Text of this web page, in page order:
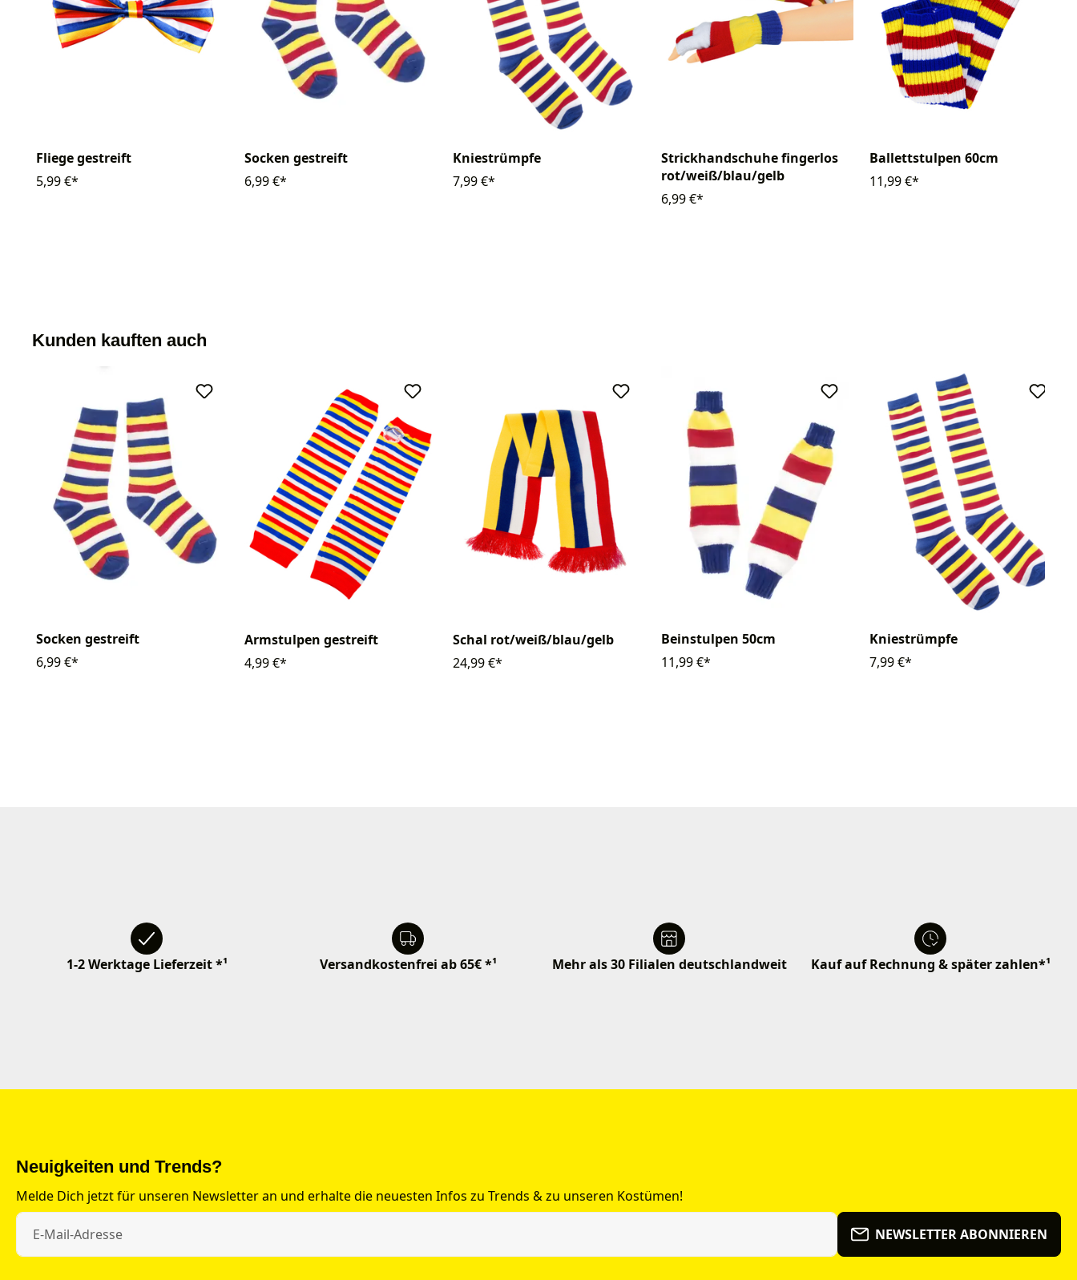
Fliege gestreift
5,99 €*
Socken gestreift
6,99 €*
Kniestrümpfe
7,99 €*
Strickhandschuhe fingerlos
rot/weiß/blau/gelb
6,99 €*
Ballettstulpen 60cm
11,99 €*
Kunden kauften auch
Socken gestreift
6,99 €*
Armstulpen gestreift
4,99 €*
Schal rot/weiß/blau/gelb
24,99 €*
Beinstulpen 50cm
11,99 €*
Kniestrümpfe
7,99 €*
1-2 Werktage Lieferzeit *¹ Versandkostenfrei ab 65€ *¹ Mehr als 30 Filialen deutschlandweit Kauf auf Rechnung & später zahlen*¹
Neuigkeiten und Trends?
Melde Dich jetzt für unseren Newsletter an und erhalte die neuesten Infos zu Trends & zu unseren Kostümen!
NEWSLETTER ABONNIEREN